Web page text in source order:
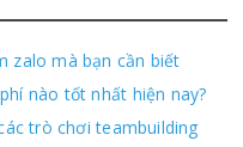
zalo mà bạn cần biết
nào tốt nhất hiện nay?
trò chơi teambuilding